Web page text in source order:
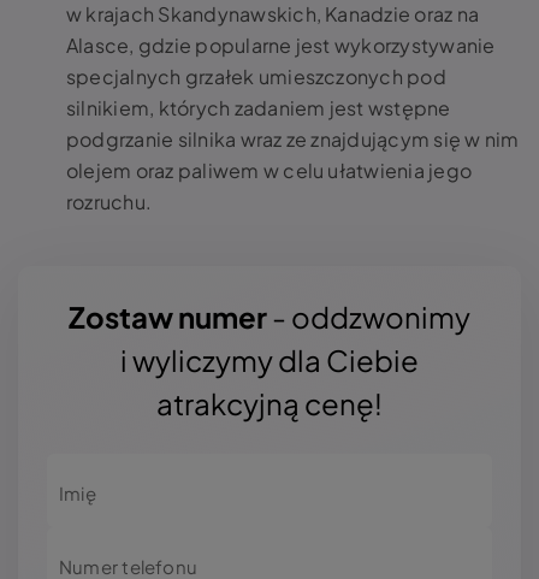
w krajach Skandynawskich, Kanadzie oraz na
Alasce, gdzie popularne jest wykorzystywanie
specjalnych grzałek umieszczonych pod
silnikiem, których zadaniem jest wstępne
podgrzanie silnika wraz ze znajdującym się w nim
olejem oraz paliwem w celu ułatwienia jego
rozruchu.
Zostaw numer- oddzwonimy
i wyliczymy dla Ciebie
atrakcyjną cenę!
Imię
Numer telefonu